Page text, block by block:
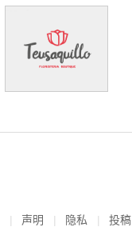
声明 隐私 投稿